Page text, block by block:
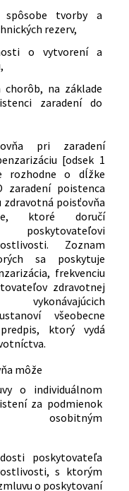
zákony
mení a dopĺňa zákon
o liekoch a
a o zmene
zákonov v znení
a ktorým sa
niektoré zákony
a o zmene a
zákonov
menia a dopĺňajú
v súvislosti so
verejných financií
mení a dopĺňa zákon
o organizácii činnosti
ústrednej štátnej
predpisov a
a dopĺňajú niektoré
mení a dopĺňa zákon
o zdravotných
nad zdravotnou
o zmene a doplnení
v znení neskorších
sa mení a dopĺňa
Z. z. o Národnom
a technológie v
zmene a doplnení
v znení neskorších
mení a dopĺňa zákon
spôsobe tvorby a
rezerv,
o vytvorení a
chorôb, na základe
zaradení do
pri zaradení
[odsek 1
rozhodne o dĺžke
zaradení poistenca
zdravotná poisťovňa
ktoré doručí
Zoznam
sa poskytuje
frekvenciu
zdravotnej
všeobecne
ktorý vydá
môže
o individuálnom
za podmienok
osobitným
poskytovateľa
s ktorým
o poskytovaní